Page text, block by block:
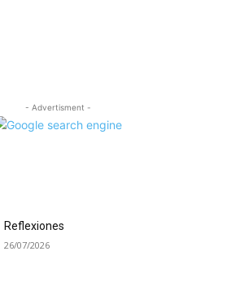
- Advertisment -
Reflexiones
26/07/2026